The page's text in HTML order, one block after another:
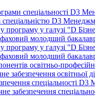
спеціальності D3
спеціальністю D3
програму у галузі "D
молодший
програму у галузі "D
молодший
освітньо-
забезпечення
спеціальності
забезпечення